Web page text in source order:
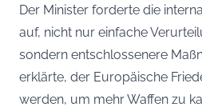
Der Minister forderte die
auf, nicht nur einfache
sondern entschlossenere
erklärte, der Europäische
werden, um mehr Waffen zu